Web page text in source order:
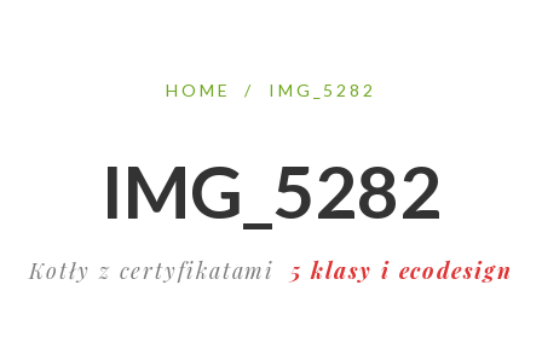
HOME / IMG_5282
IMG_5282
Kotły z certyfikatami 5 klasy i ecodesign